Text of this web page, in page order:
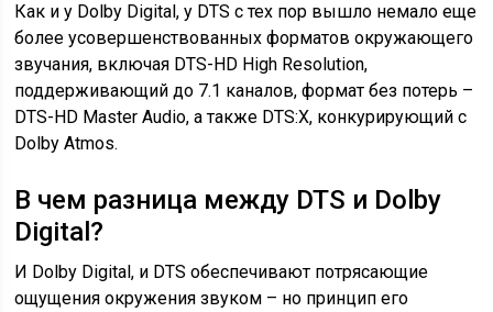
Как и у Dolby Digital, у DTS с тех пор вышло немало еще
более усовершенствованных форматов окружающего
звучания, включая DTS-HD High Resolution,
поддерживающий до 7.1 каналов, формат без потерь –
DTS-HD Master Audio, а также DTS:X, конкурирующий с
Dolby Atmos.
В чем разница между DTS и Dolby
Digital?
И Dolby Digital, и DTS обеспечивают потрясающие
ощущения окружения звуком – но принцип его